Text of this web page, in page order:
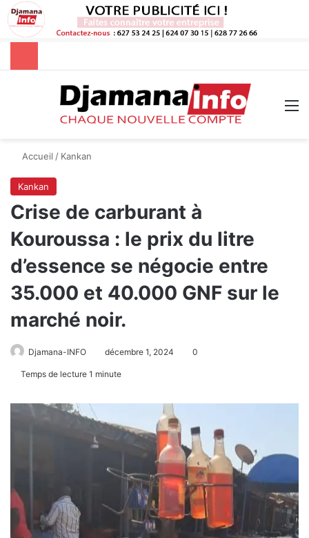
Rechercher
Accueil / Kankan
Kankan
Crise de carburant à
Kouroussa : le prix du litre
d’essence se négocie entre
35.000 et 40.000 GNF sur le
marché noir.
Djamana-INFO décembre 1, 2024 0
Temps de lecture 1 minute